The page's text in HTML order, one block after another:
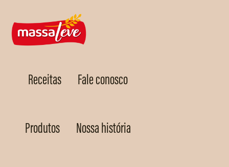
Receitas Fale conosco
Produtos Nossa história